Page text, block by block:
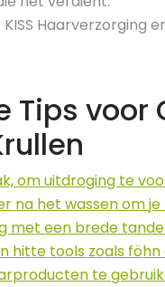
Haarverzorging
Tips voor
om uitdroging te
na het wassen om
met een brede
hitte tools zoals föhn
te